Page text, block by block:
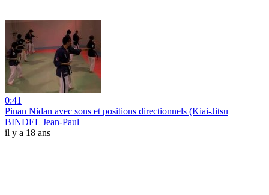
0:41
Pinan Nidan avec sons et positions directionnels (Kiai-Jitsu
BINDEL Jean-Paul
il y a 18 ans